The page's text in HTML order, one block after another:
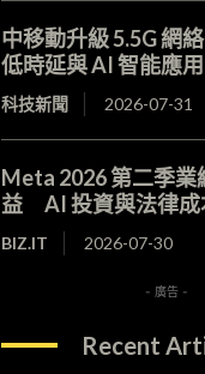
中移動升級 5.5G 網
低時延與 AI 智能應用
科技新聞 2026-07-31
Meta 2026 第二季業
益 AI 投資與法律成
BIZ.IT 2026-07-30
- 廣告 -
Recent